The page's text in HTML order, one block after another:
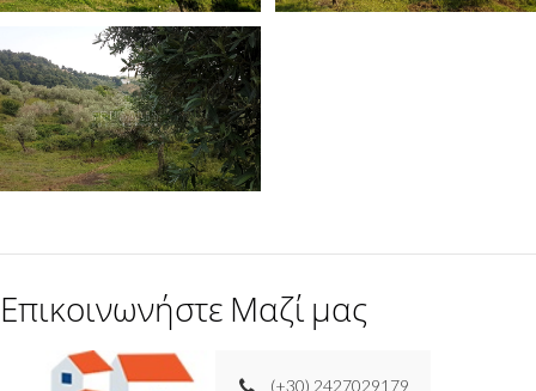
Επικοινωνήστε Μαζί μας
(+30) 2427029179